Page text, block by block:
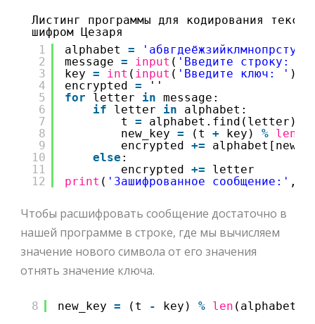
Листинг программы для кодирования текста
шифром Цезаря
1
2
3
4
5
6
7
8
9
10
11
12
alphabet =
message = input ( 'Введите строку: '
key = int ( input ( 'Введите ключ: ' ))
encrypted =
''
for
letter in message:
if
letter in
alphabet:
t =
alphabet.find(letter)
new_key = (t + key) % len
encrypted +=
else :
encrypted +=
letter
print ( 'Зашифрованное сообщение:' ,
Чтобы расшифровать сообщение достаточно в
нашей программе в строке, где мы вычисляем
значение нового символа от его значения
отнять значение ключа.
8 new_key = (t - key) % len (alphabet)